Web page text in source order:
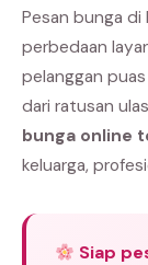
Pesan bunga di
perbedaan
pelanggan
dari ratusan
bunga online
keluarga,
Siap